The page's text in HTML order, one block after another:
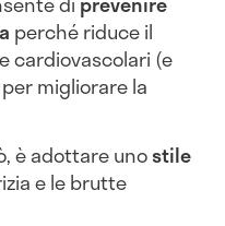
perché riduce il
cardiovascolari (e
migliorare la
è adottare unostile
e le brutte